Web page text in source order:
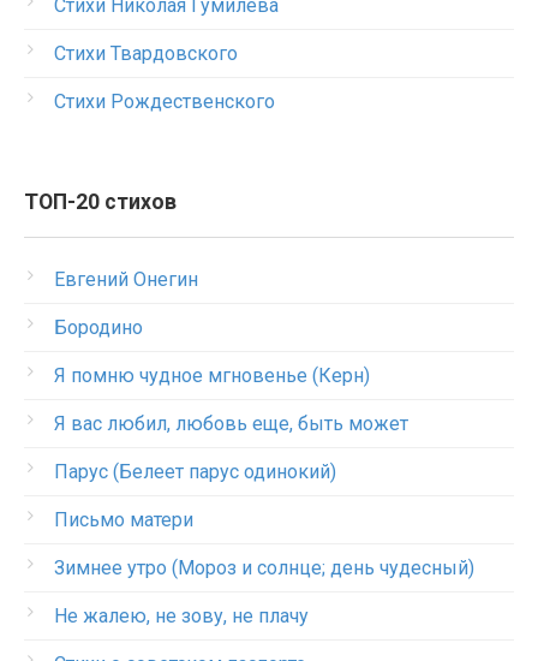
Стихи Николая Гумилева
Стихи Твардовского
Стихи Рождественского
ТОП-20 стихов
Евгений Онегин
Бородино
Я помню чудное мгновенье (Керн)
Я вас любил, любовь еще, быть может
Парус (Белеет парус одинокий)
Письмо матери
Зимнее утро (Мороз и солнце; день чудесный)
Не жалею, не зову, не плачу